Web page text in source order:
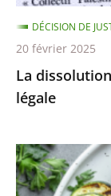
La
légale
DÉCISION DE
20 février 2025
Les
dénominations